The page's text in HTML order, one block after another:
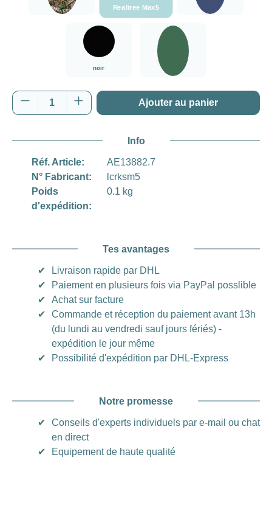
Realtree Max5
noir
vert
Quantité de produit : Entrez la quantité
Ajouter au panier
Info
Réf. Article:
AE13882.7
N° Fabricant:
lcrksm5
Poids
d'expédition:
0.1 kg
Tes avantages
✔
Livraison rapide par DHL
✔
Paiement en plusieurs fois via PayPal posslible
✔
Achat sur facture
✔
Commande et réception du paiement avant 13h
(du lundi au vendredi sauf jours fériés) -
expédition le jour même
✔
Possibilité d'expédition par DHL-Express
Notre promesse
✔
Conseils d'experts individuels par e-mail ou chat
en direct
✔
Equipement de haute qualité